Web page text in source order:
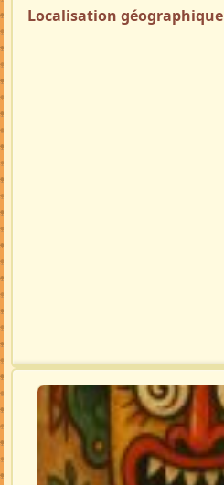
Localisation géographique